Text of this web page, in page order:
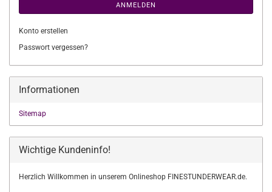
ANMELDEN
Konto erstellen
Passwort vergessen?
Informationen
Sitemap
Wichtige Kundeninfo!
Herzlich Willkommen in unserem Onlineshop FINESTUNDERWEAR.de.